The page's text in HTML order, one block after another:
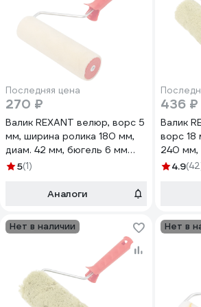
Последняя цена
270 ₽
Валик REXANT велюр, ворс 5
мм, ширина ролика 180 мм,
диам. 42 мм, бюгель 6 мм
89-0029
5(1)
Аналоги
436 ₽
Валик
ворс 18
240 мм,
8 мм,
4.9
Нет в наличии Нет в